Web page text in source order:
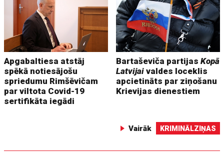
Apgabaltiesa atstāj
spēkā notiesājošu
spriedumu Rimšēvičam
par viltota Covid-19
sertifikāta iegādi
Bartaševiča partijasKopā
Latvijai valdes loceklis
apcietināts par ziņošanu
Krievijas dienestiem
Vairāk KRIMINĀLZIŅAS